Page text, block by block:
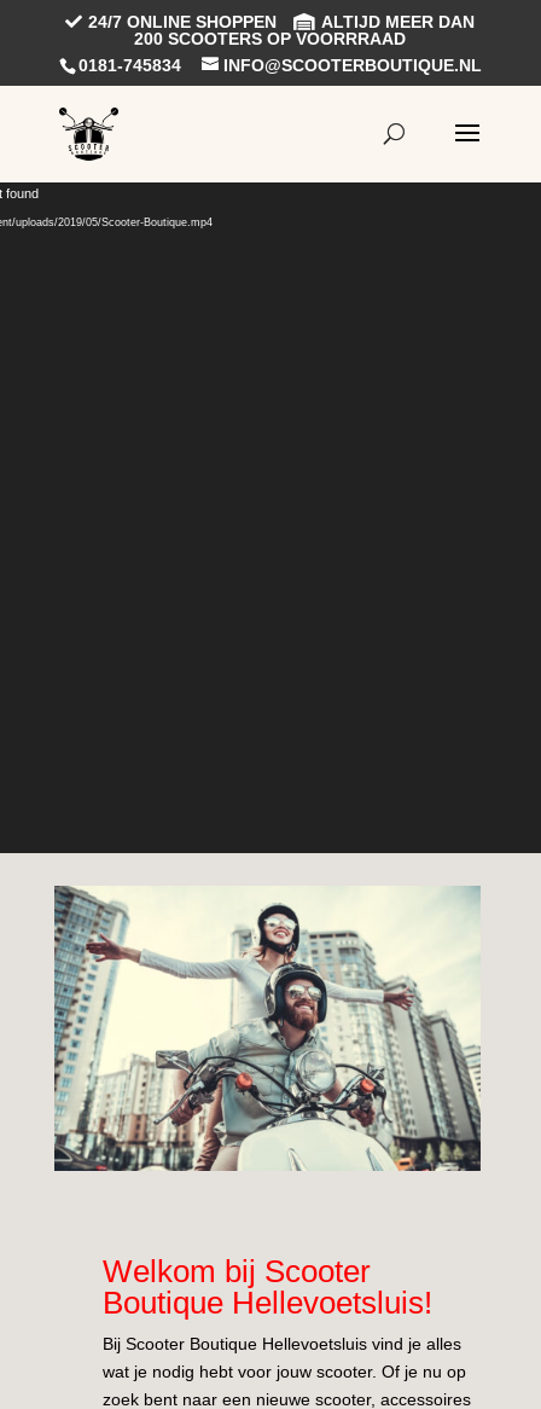
24/7 ONLINE SHOPPEN
ALTIJD MEER DAN
200 SCOOTERS OP VOORRRAAD
0181-745834
INFO@SCOOTERBOUTIQUE.NL
found
uploads/2019/05/Scooter-Boutique.mp4
Welkom bij Scooter
Boutique Hellevoetsluis!
Bij Scooter Boutique Hellevoetsluis vind je alles
wat je nodig hebt voor jouw scooter. Of je nu op
zoek bent naar een nieuwe scooter, accessoires